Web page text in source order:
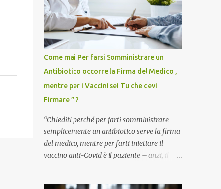
Come mai Per farsi Somministrare un
Antibiotico occorre la Firma del Medico ,
mentre per i Vaccini sei Tu che devi
Firmare ” ?
“Chiediti perché per farti somministrare
semplicemente un antibiotico serve la firma
del medico, mentre per farti iniettare il
vaccino anti-Covid è il paziente – anzi, il